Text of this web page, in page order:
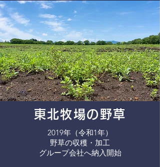
東北牧場の野草
2019年（令和1年）
​野草の収穫・加工
​グループ会社へ納入開始